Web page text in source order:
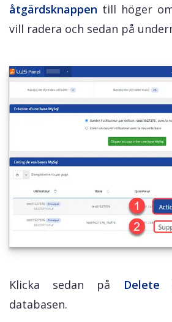
åtgärdsknappen till höger
vill radera och sedan på
Klicka sedan på Delete
databasen.